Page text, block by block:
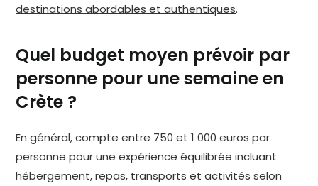
destinations abordables et authentiques.
Quel budget moyen prévoir par
personne pour une semaine en
Crète ?
En général, compte entre 750 et 1 000 euros par
personne pour une expérience équilibrée incluant
hébergement, repas, transports et activités selon